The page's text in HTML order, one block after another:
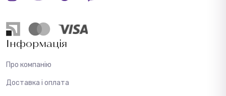
Інформація
Про компанію
Доставка і оплата